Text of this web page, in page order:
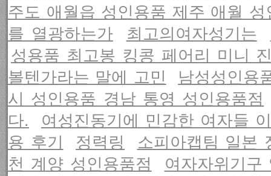
주도 애월읍 성인용품 제주 애월 성
를 열광하는가
최고의여자성기는
성용품 최고봉 킹콩 페어리 미니
볼텐가라는 말에 고민
남성성인용
시 성인용품 경남 통영 성인용품점
다.
여성진동기에 민감한 여자들
용 후기
정력링
소피아캡팀 일본
천 계양 성인용품점
여자자위기구